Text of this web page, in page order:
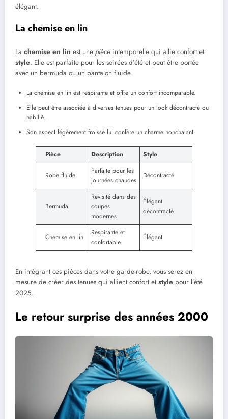
élégant.
La chemise en lin
La chemise en lin est une pièce intemporelle qui allie confort et
style. Elle est parfaite pour les soirées d’été et peut être portée
avec un bermuda ou un pantalon fluide.
La chemise en lin est respirante et offre un confort incomparable.
Elle peut être associée à diverses tenues pour un look décontracté ou
habillé.
Son aspect légèrement froissé lui confère un charme nonchalant.
Pièce Description Style
Robe fluide
Parfaite pour les
journées chaudes
Décontracté
Bermuda
Revisité dans des
coupes
modernes
Élégant
décontracté
Chemise en lin
Respirante et
confortable
Élégant
En intégrant ces pièces dans votre garde-robe, vous serez en
mesure de créer des tenues qui allient confort etstyle pour l’été
2025.
Le retour surprise des années 2000